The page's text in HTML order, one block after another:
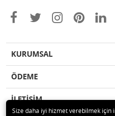
KURUMSAL
ÖDEME
İLETİŞİM
Size daha iyi hizmet verebilmek